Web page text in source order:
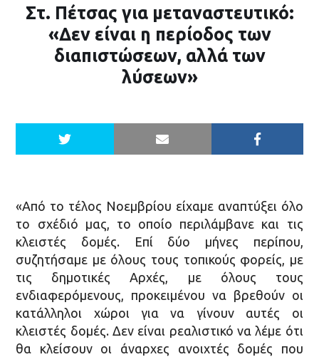
Στ. Πέτσας για μεταναστευτικό:
«Δεν είναι η περίοδος των
διαπιστώσεων, αλλά των
λύσεων»
«Από το τέλος Νοεμβρίου είχαμε αναπτύξει όλο
το σχέδιό μας, το οποίο περιλάμβανε και τις
κλειστές δομές. Επί δύο μήνες περίπου,
συζητήσαμε με όλους τους τοπικούς φορείς, με
τις δημοτικές Αρχές, με όλους τους
ενδιαφερόμενους, προκειμένου να βρεθούν οι
κατάλληλοι χώροι για να γίνουν αυτές οι
κλειστές δομές. Δεν είναι ρεαλιστικό να λέμε ότι
θα κλείσουν οι άναρχες ανοιχτές δομές που